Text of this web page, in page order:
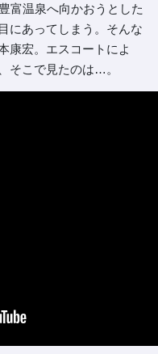
富温泉へ向かおうとした
にあってしまう。そんな
康宏。エスコートによ
そこで見たのは…。